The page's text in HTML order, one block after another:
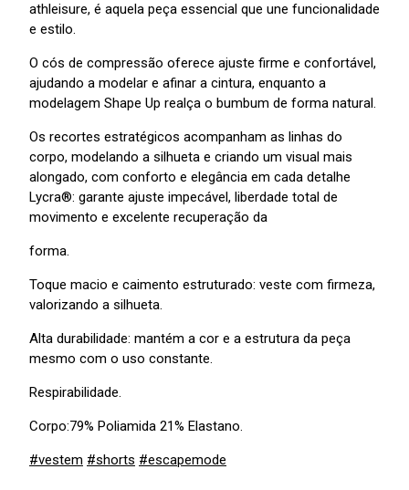
athleisure, é aquela peça essencial que une funcionalidade
e estilo.
O cós de compressão oferece ajuste firme e confortável,
ajudando a modelar e afinar a cintura, enquanto a
modelagem Shape Up realça o bumbum de forma natural.
Os recortes estratégicos acompanham as linhas do
corpo, modelando a silhueta e criando um visual mais
alongado, com conforto e elegância em cada detalhe
Lycra®: garante ajuste impecável, liberdade total de
movimento e excelente recuperação da
forma.
Toque macio e caimento estruturado: veste com firmeza,
valorizando a silhueta.
Alta durabilidade: mantém a cor e a estrutura da peça
mesmo com o uso constante.
Respirabilidade.
Corpo:79% Poliamida 21% Elastano.
#vestem #shorts #escapemode